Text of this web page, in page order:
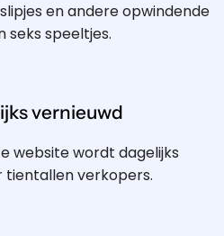
en andere opwindende
seks speeltjes.
vernieuwd
website wordt dagelijks
tientallen verkopers.